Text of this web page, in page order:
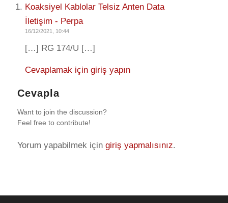
Koaksiyel Kablolar Telsiz Anten Data
İletişim - Perpa
16/12/2021, 10:44
[…] RG 174/U […]
Cevaplamak için giriş yapın
Cevapla
Want to join the discussion?
Feel free to contribute!
Yorum yapabilmek için giriş yapmalısınız.